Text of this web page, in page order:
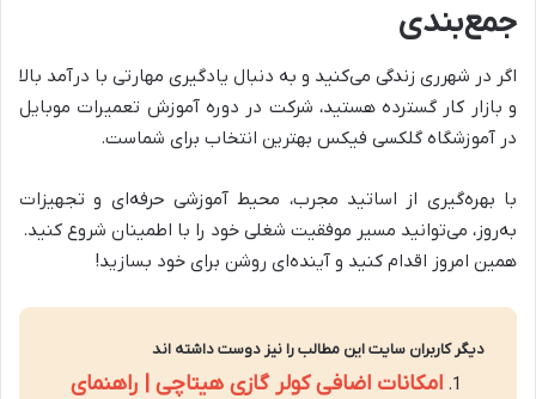
جمع‌بندی
اگر در شهرری زندگی می‌کنید و به دنبال یادگیری مهارتی با درآمد بالا
و بازار کار گسترده هستید، شرکت در دوره آموزش تعمیرات موبایل
در آموزشگاه گلکسی فیکس بهترین انتخاب برای شماست.
با بهره‌گیری از اساتید مجرب، محیط آموزشی حرفه‌ای و تجهیزات
به‌روز، می‌توانید مسیر موفقیت شغلی خود را با اطمینان شروع کنید.
همین امروز اقدام کنید و آینده‌ای روشن برای خود بسازید!
دیگر کاربران سایت این مطالب را نیز دوست داشته اند
امکانات اضافی کولر گازی هیتاچی | راهنمای